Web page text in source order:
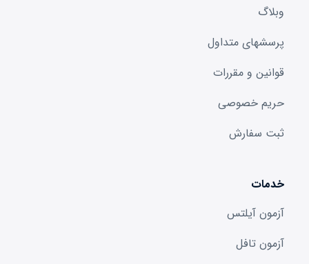
وبلاگ
پرسشهای متداول
قوانین و مقررات
حریم خصوصی
ثبت سفارش
خدمات
آزمون آیلتس
آزمون تافل